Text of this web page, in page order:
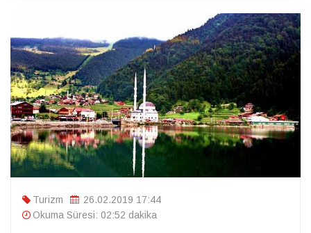
Turizm
26.02.2019 17:44
Okuma Süresi: 02:52 dakika